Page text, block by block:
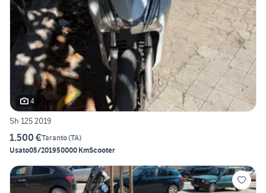
4
Sh 125 2019
1.500 €Taranto(TA)
Usato05/201950000 KmScooter